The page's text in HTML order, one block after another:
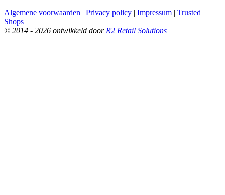
Algemene voorwaarden | Privacy policy | Impressum | Trusted
Shops
© 2014 - 2026 ontwikkeld door R2 Retail Solutions